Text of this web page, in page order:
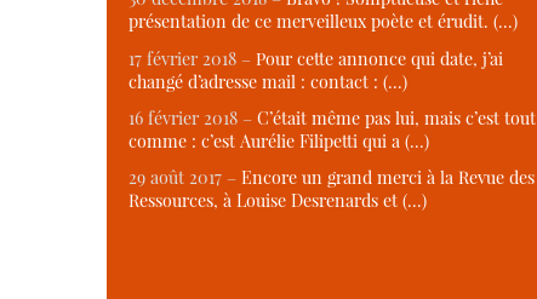
présentation de ce merveilleux poète et érudit. (…)
17 février 2018 – Pour cette annonce qui date, j’ai
changé d’adresse mail : contact : (…)
16 février 2018 – C’était même pas lui, mais c’est tout
comme : c’est Aurélie Filipetti qui a (…)
29 août 2017 – Encore un grand merci à la Revue des
Ressources, à Louise Desrenards et (…)